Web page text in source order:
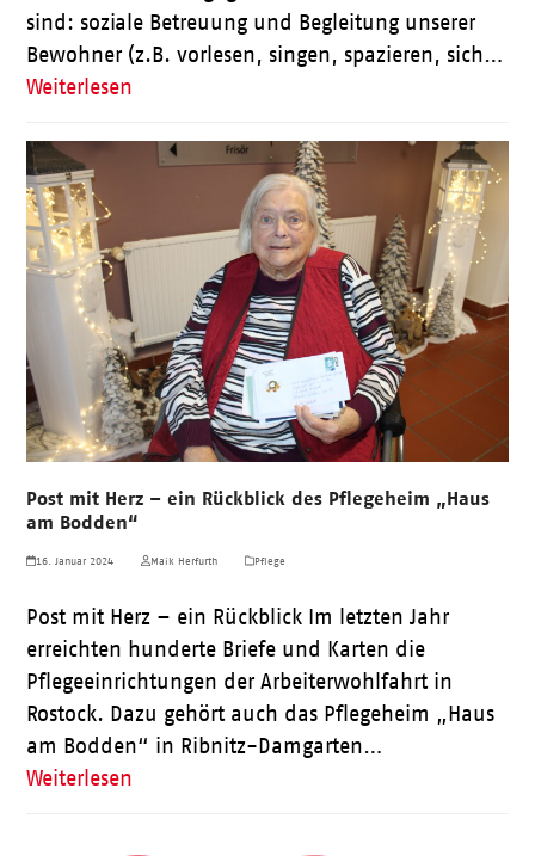
sind: soziale Betreuung und Begleitung unserer
Bewohner (z.B. vorlesen, singen, spazieren, sich…
Weiterlesen
Post mit Herz – ein Rückblick des Pflegeheim „Haus
am Bodden“
16. Januar 2024 Maik Herfurth Pflege
Post mit Herz – ein Rückblick Im letzten Jahr
erreichten hunderte Briefe und Karten die
Pflegeeinrichtungen der Arbeiterwohlfahrt in
Rostock. Dazu gehört auch das Pflegeheim „Haus
am Bodden“ in Ribnitz-Damgarten…
Weiterlesen